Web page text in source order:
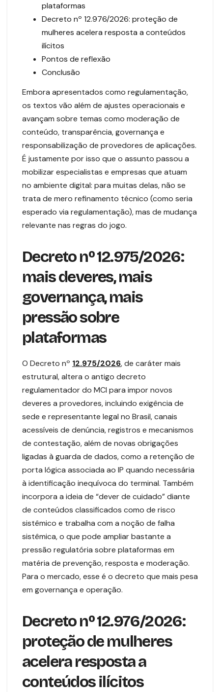
plataformas
Decreto nº 12.976/2026: proteção de
mulheres acelera resposta a conteúdos
ilícitos
Pontos de reflexão
Conclusão
Embora apresentados como regulamentação,
os textos vão além de ajustes operacionais e
avançam sobre temas como moderação de
conteúdo, transparência, governança e
responsabilização de provedores de aplicações.
É justamente por isso que o assunto passou a
mobilizar especialistas e empresas que atuam
no ambiente digital: para muitas delas, não se
trata de mero refinamento técnico (como seria
esperado via regulamentação), mas de mudança
relevante nas regras do jogo.
Decreto nº 12.975/2026:
mais deveres, mais
governança, mais
pressão sobre
plataformas
O Decreto nº 12.975/2026, de caráter mais
estrutural, altera o antigo decreto
regulamentador do MCI para impor novos
deveres a provedores, incluindo exigência de
sede e representante legal no Brasil, canais
acessíveis de denúncia, registros e mecanismos
de contestação, além de novas obrigações
ligadas à guarda de dados, como a retenção de
porta lógica associada ao IP quando necessária
à identificação inequívoca do terminal. Também
incorpora a ideia de “dever de cuidado” diante
de conteúdos classificados como de risco
sistêmico e trabalha com a noção de falha
sistêmica, o que pode ampliar bastante a
pressão regulatória sobre plataformas em
matéria de prevenção, resposta e moderação.
Para o mercado, esse é o decreto que mais pesa
em governança e operação.
Decreto nº 12.976/2026:
proteção de mulheres
acelera resposta a
conteúdos ilícitos